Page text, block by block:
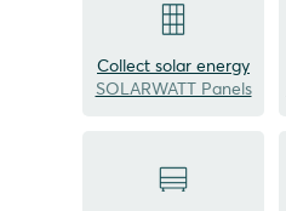
Collect solar energy
SOLARWATT Panels